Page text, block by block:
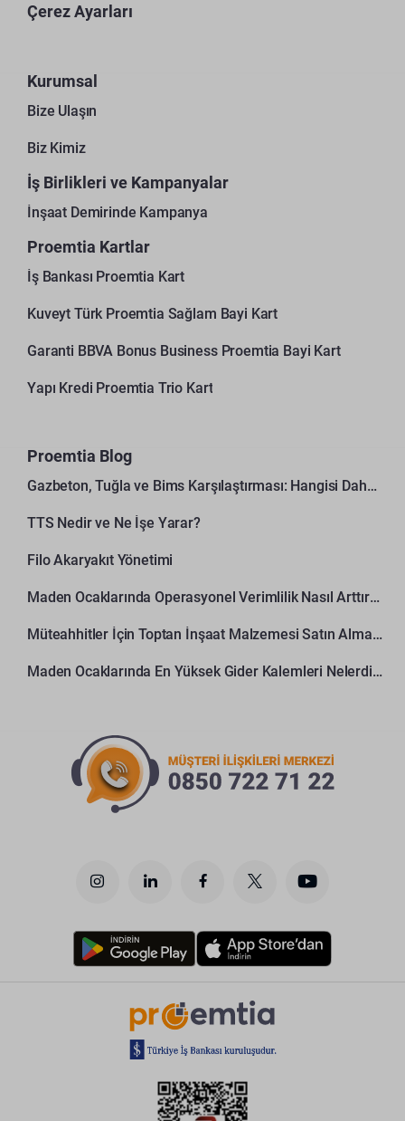
Çerez Ayarları
Kurumsal
Bize Ulaşın
Biz Kimiz
İş Birlikleri ve Kampanyalar
İnşaat Demirinde Kampanya
Proemtia Kartlar
İş Bankası Proemtia Kart
Kuveyt Türk Proemtia Sağlam Bayi Kart
Garanti BBVA Bonus Business Proemtia Bayi Kart
Yapı Kredi Proemtia Trio Kart
Proemtia Blog
Gazbeton, Tuğla ve Bims Karşılaştırması: Hangisi Daha Avantajlı?
TTS Nedir ve Ne İşe Yarar?
Filo Akaryakıt Yönetimi
Maden Ocaklarında Operasyonel Verimlilik Nasıl Arttırılır?
Müteahhitler İçin Toptan İnşaat Malzemesi Satın Alma Rehberi
Maden Ocaklarında En Yüksek Gider Kalemleri Nelerdir?